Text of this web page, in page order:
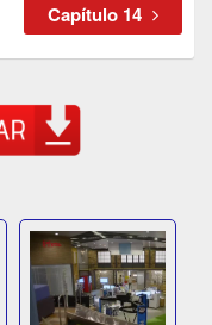
Capítulo 14